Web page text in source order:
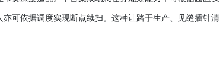
可依据调度实现断点续扫。这种让路于生产、见缝插针清